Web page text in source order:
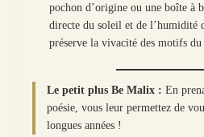
pochon d’origine ou une boîte à
directe du soleil et de l’humidité
préserve la vivacité des motifs du
Le petit plus Be Malix : En
poésie, vous leur permettez de
longues années !